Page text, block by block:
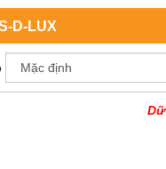
D-LUX